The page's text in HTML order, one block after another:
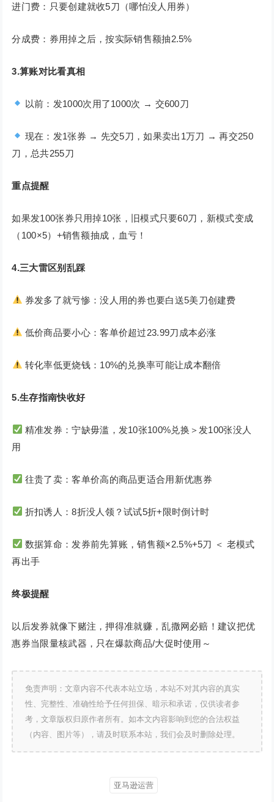
进门费：只要创建就收5刀（哪怕没人用券）
分成费：券用掉之后，按实际销售额抽2.5%
3.算账对比看真相
以前：发1000次用了1000次 → 交600刀
现在：发1张券 → 先交5刀，如果卖出1万刀 → 再交250
刀，总共255刀
重点提醒
如果发100张券只用掉10张，旧模式只要60刀，新模式变成
（100×5）+销售额抽成，血亏！
4.三大雷区别乱踩
券发多了就亏惨：没人用的券也要白送5美刀创建费
低价商品要小心：客单价超过23.99刀成本必涨
转化率低更烧钱：10%的兑换率可能让成本翻倍
5.生存指南快收好
精准发券：宁缺毋滥，发10张100%兑换＞发100张没人
用
往贵了卖：客单价高的商品更适合用新优惠券
折扣诱人：8折没人领？试试5折+限时倒计时
数据算命：发券前先算账，销售额×2.5%+5刀 ＜ 老模式
再出手
终极提醒
以后发券就像下赌注，押得准就赚，乱撒网必赔！建议把优
惠券当限量核武器，只在爆款商品/大促时使用～
免责声明：文章内容不代表本站立场，本站不对其内容的真实
性、完整性、准确性给予任何担保、暗示和承诺，仅供读者参
考，文章版权归原作者所有。如本文内容影响到您的合法权益
（内容、图片等），请及时联系本站，我们会及时删除处理。
亚马逊运营